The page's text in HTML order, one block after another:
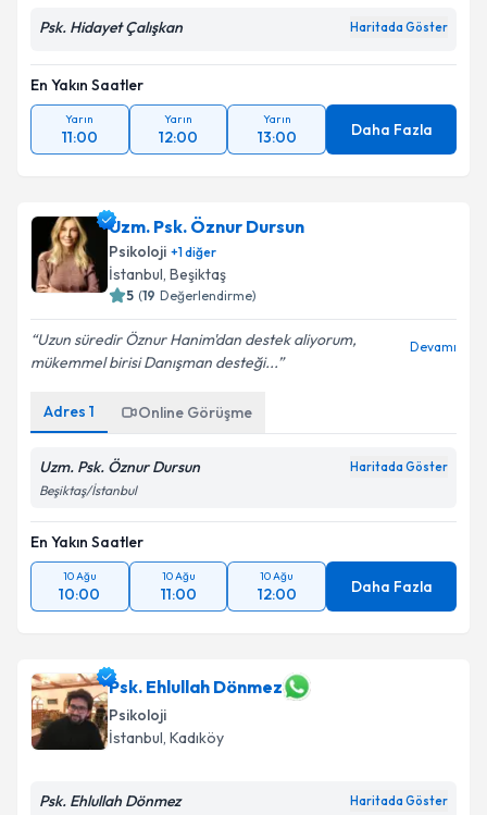
Psk. Hidayet Çalışkan Haritada Göster
En Yakın Saatler
Yarın
11:00
Yarın
12:00
Yarın
13:00 Daha Fazla
Uzm. Psk. Öznur Dursun
Psikoloji +1diğer
İstanbul, Beşiktaş
5 (19 Değerlendirme)
Uzun süredir Öznur Hanim'dan destek aliyorum,
mükemmel birisi Danışman desteği...
Devamı
Adres 1 Online Görüşme
Uzm. Psk. Öznur Dursun Haritada Göster
Beşiktaş/İstanbul
En Yakın Saatler
10 Ağu
10:00
10 Ağu
11:00
10 Ağu
12:00 Daha Fazla
Psk. Ehlullah Dönmez
Psikoloji
İstanbul, Kadıköy
Psk. Ehlullah Dönmez Haritada Göster